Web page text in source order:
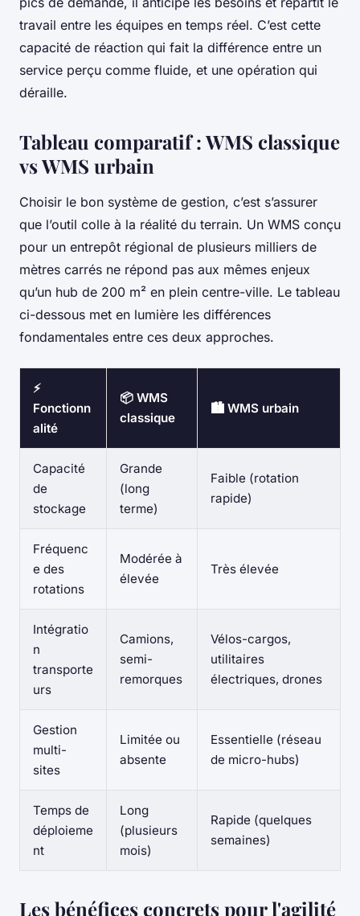
travail entre les équipes en temps réel. C’est cette
capacité de réaction qui fait la différence entre un
service perçu comme fluide, et une opération qui
déraille.
Tableau comparatif : WMS classique
vs WMS urbain
Choisir le bon système de gestion, c’est s’assurer
que l’outil colle à la réalité du terrain. Un WMS conçu
pour un entrepôt régional de plusieurs milliers de
mètres carrés ne répond pas aux mêmes enjeux
qu’un hub de 200 m² en plein centre-ville. Le tableau
ci-dessous met en lumière les différences
fondamentales entre ces deux approches.
⚡
Fonctionn
alité
📦 WMS
classique
🏙️ WMS urbain
Capacité
de
stockage
Grande
(long
terme)
Faible (rotation
rapide)
Fréquenc
e des
rotations
Modérée à
élevée
Très élevée
Intégratio
n
transporte
urs
Camions,
semi-
remorques
Vélos-cargos,
utilitaires
électriques, drones
Gestion
multi-
sites
Limitée ou
absente
Essentielle (réseau
de micro-hubs)
Temps de
déploieme
nt
Long
(plusieurs
mois)
Rapide (quelques
semaines)
Les bénéfices concrets pour l'agilité